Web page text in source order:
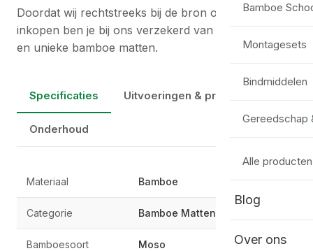
Bamboe
Montagesets
Bindmiddelen
Gereedschap
Alle
Blog
Over ons
Doordat wij rechtstreeks bij de bron onze materialen
inkopen ben je bij ons verzekerd van de beste prijs
en unieke bamboe matten.
Specificaties Uitvoeringen & prijzen
Onderhoud
Materiaal Bamboe
Categorie Bamboe Matten
Bamboesoort Moso